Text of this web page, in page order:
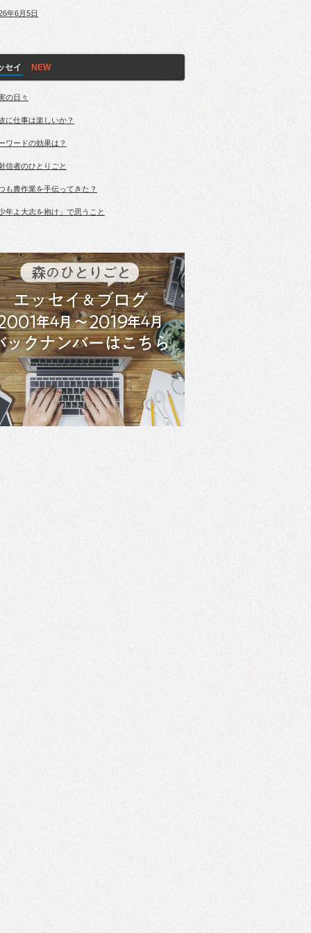
年6月5日
セイ
の日々
に仕事は楽しいか？
ワードの効果は？
信者のひとりごと
も農作業を手伝ってきた？
年よ大志を抱け」で思うこと